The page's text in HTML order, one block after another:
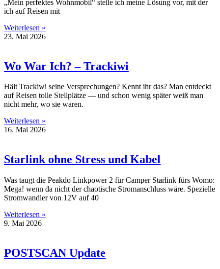
„Mein perfektes Wohnmobil“ stelle ich meine Lösung vor, mit der
ich auf Reisen mit
Weiterlesen »
23. Mai 2026
Wo War Ich? – Trackiwi
Hält Trackiwi seine Versprechungen? Kennt ihr das? Man entdeckt
auf Reisen tolle Stellplätze — und schon wenig später weiß man
nicht mehr, wo sie waren.
Weiterlesen »
16. Mai 2026
Starlink ohne Stress und Kabel
Was taugt die Peakdo Linkpower 2 für Camper Starlink fürs Womo:
Mega! wenn da nicht der chaotische Stromanschluss wäre. Spezielle
Stromwandler von 12V auf 40
Weiterlesen »
9. Mai 2026
POSTSCAN Update